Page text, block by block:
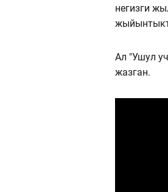
негизги
Ал "Ушул
жазган.